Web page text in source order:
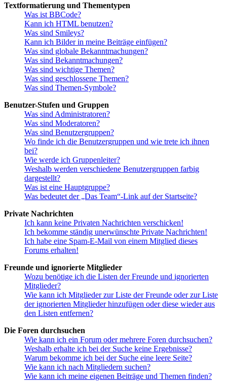
Textformatierung und Thementypen
Was ist BBCode?
Kann ich HTML benutzen?
Was sind Smileys?
Kann ich Bilder in meine Beiträge einfügen?
Was sind globale Bekanntmachungen?
Was sind Bekanntmachungen?
Was sind wichtige Themen?
Was sind geschlossene Themen?
Was sind Themen-Symbole?
Benutzer-Stufen und Gruppen
Was sind Administratoren?
Was sind Moderatoren?
Was sind Benutzergruppen?
Wo finde ich die Benutzergruppen und wie trete ich ihnen
bei?
Wie werde ich Gruppenleiter?
Weshalb werden verschiedene Benutzergruppen farbig
dargestellt?
Was ist eine Hauptgruppe?
Was bedeutet der „Das Team“-Link auf der Startseite?
Private Nachrichten
Ich kann keine Privaten Nachrichten verschicken!
Ich bekomme ständig unerwünschte Private Nachrichten!
Ich habe eine Spam-E-Mail von einem Mitglied dieses
Forums erhalten!
Freunde und ignorierte Mitglieder
Wozu benötige ich die Listen der Freunde und ignorierten
Mitglieder?
Wie kann ich Mitglieder zur Liste der Freunde oder zur Liste
der ignorierten Mitglieder hinzufügen oder diese wieder aus
den Listen entfernen?
Die Foren durchsuchen
Wie kann ich ein Forum oder mehrere Foren durchsuchen?
Weshalb erhalte ich bei der Suche keine Ergebnisse?
Warum bekomme ich bei der Suche eine leere Seite?
Wie kann ich nach Mitgliedern suchen?
Wie kann ich meine eigenen Beiträge und Themen finden?